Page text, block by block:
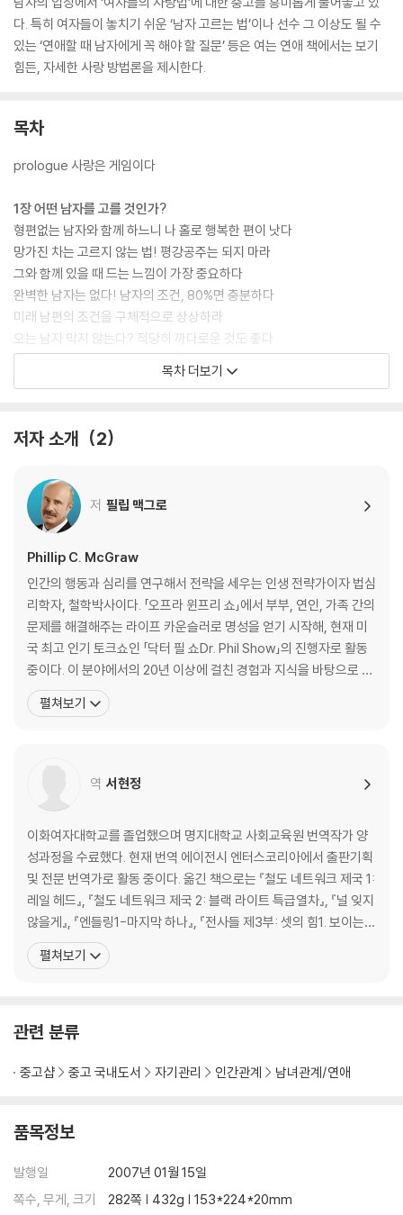
다. 특히 여자들이 놓치기 쉬운 ‘남자 고르는 법’이나 선수 그 이상도 될 수
있는 ‘연애할 때 남자에게 꼭 해야 할 질문’ 등은 여는 연애 책에서는 보기
힘든, 자세한 사랑 방법론을 제시한다.
목차
prologue 사랑은 게임이다
1장 어떤 남자를 고를 것인가?
형편없는 남자와 함께 하느니 나 홀로 행복한 편이 낫다
망가진 차는 고르지 않는 법! 평강공주는 되지 마라
그와 함께 있을 때 드는 느낌이 가장 중요하다
완벽한 남자는 없다! 남자의 조건, 80%면 충분하다
미래 남편의 조건을 구체적으로 상상하라
오는 남자 막지 않는다? 적당히 까다로운 것도 좋다
2장 자신을 사랑하면 그도 당신을 사랑한다
개성을 나타내라, 기억에 남는 존재가 돼야 한다
자기 생각을 말해라, 예스 걸은 지루할 뿐이다
3장 사랑 앞에서 절박한 모습은 보이지 마라
일주일에 몇 시간을 연애에 투자하는가?
과거 상처에 대한 두려움부터 떨쳐버려라
남자 앞에서 절대 절박한 모습을 보이지 마라
사랑 게임의 승자처럼 생각하고 느끼고 행동하라
항상 자신의 모습을 있는 그대로 받아들이자
이제 달라진 생각만큼 달라진 사랑을 시작하자
4장 그의 머릿속에 나를 각인시켜라
자신의 관심사는 무엇인가? 남다른 가치관을 가져라
눈에 띄는 개성이 있는가? 보이는 것이 전부는 아니다
남자들의 관심을 끄는 긍정적인 자기 모습 5가지
기억에 남느냐 남지 못하느냐, 그것이 문제이다
5장 남자의 진짜 속마음 엿보기
남자의 생각을 이해해야 마음도 사로잡는 법이다
남자의 속마음을 쏙쏙 파헤친 남자의 진실 혹은 거짓!
좀처럼 파악 안 되는 남자의 유별난 행동 양식
6장 최고의 애인을 만드는 6단계 전략
남자 만들기 2단계 _남녀친구 활용하기
남자 만들기 5단계 _애 타게 만들기
7장 남자의 사람됨을 판단하라
목차 더보기
저자 소개 2
저 필립 맥그로
Phillip C. McGraw
인간의 행동과 심리를 연구해서 전략을 세우는 인생 전략가이자 법심
리학자, 철학박사이다. 「오프라 윈프리 쇼」에서 부부, 연인, 가족 간의
문제를 해결해주는 라이프 카운슬러로 명성을 얻기 시작해, 현재 미
국 최고 인기 토크쇼인 「닥터 필 쇼Dr. Phil Show」의 진행자로 활동
중이다. 이 분야에서의 20년 이상에 걸친 경험과 지식을 바탕으로 한
인생 전략과 변화 프로그램을 통해 지금까지 수만 명의 사람들이 스
스로 정말 원하는 삶을 살 수 있도록 도와주었다. 미국 최고의 법률 컨
펼쳐보기
역 서현정
이화여자대학교를 졸업했으며 명지대학교 사회교육원 번역작가 양
성과정을 수료했다. 현재 번역 에이전시 엔터스코리아에서 출판기획
및 전문 번역가로 활동 중이다. 옮긴 책으로는 『철도 네트워크 제국 1:
레일 헤드』, 『철도 네트워크 제국 2: 블랙 라이트 특급열차』, 『널 잊지
않을게』, 『엔들링1-마지막 하나』, 『전사들 제3부: 셋의 힘1. 보이는
것』 등 다수가 있다. 사막을 바다로 바꿔 준 은하수를 올려다보며 오
늘을 살아가고 싶은 한 사람. 겨울곰과 달콤슈가와 나를 아끼며 건강
펼쳐보기
관련 분류
중고샵 중고 국내도서 자기관리 인간관계 남녀관계/연애
품목정보
발행일
2007년 01월 15일
쪽수, 무게, 크기
282쪽 | 432g | 153*224*20mm